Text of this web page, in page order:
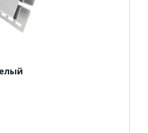
белый